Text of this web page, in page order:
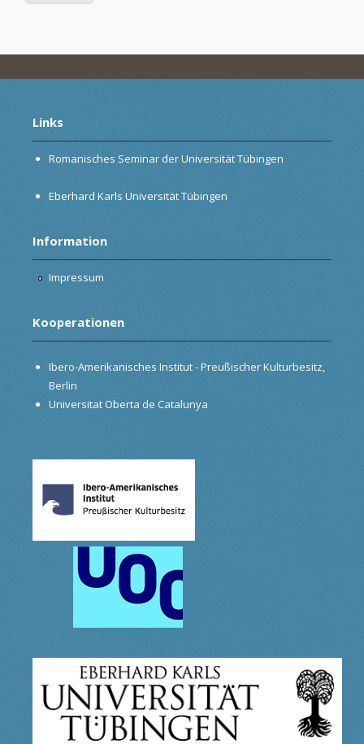
Links
Romanisches Seminar der Universität Tübingen
Eberhard Karls Universität Tübingen
Information
Impressum
Kooperationen
Ibero-Amerikanisches Institut - Preußischer Kulturbesitz,
Berlin
Universitat Oberta de Catalunya